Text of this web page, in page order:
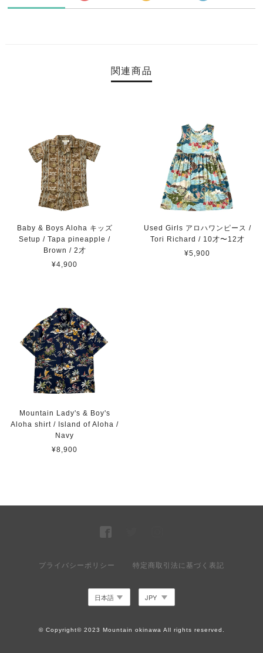
関連商品
Baby & Boys Aloha キッズ
Setup / Tapa pineapple /
Brown / 2才
¥4,900
Used Girls アロハワンピース /
Tori Richard / 10才〜12才
¥5,900
Mountain Lady's & Boy's
Aloha shirt / Island of Aloha /
Navy
¥8,900
プライバシーポリシー 特定商取引法に基づく表記
© Copyright© 2023 Mountain okinawa All rights reserved.